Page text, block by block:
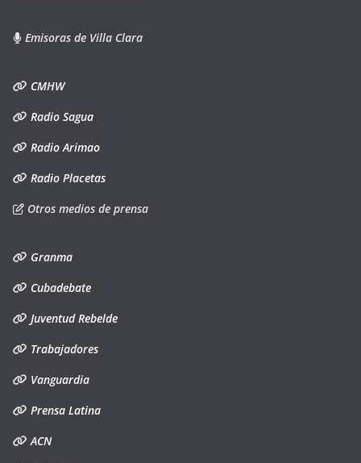
Emisoras de Villa Clara
CMHW
Radio Sagua
Radio Arimao
Radio Placetas
Otros medios de prensa
Granma
Cubadebate
Juventud Rebelde
Trabajadores
Vanguardia
Prensa Latina
ACN